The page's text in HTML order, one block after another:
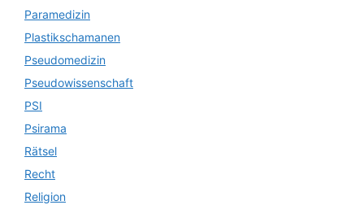
Paramedizin
Plastikschamanen
Pseudomedizin
Pseudowissenschaft
PSI
Psirama
Rätsel
Recht
Religion